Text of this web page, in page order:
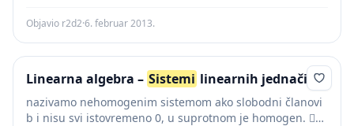
Objavio r2d2·6. februar 2013.
Linearna algebra – Sistemi linearnih jednačina
nazivamo nehomogenim sistemom ako slobodni članovi
b i nisu svi istovremeno 0, u suprotnom je homogen. 